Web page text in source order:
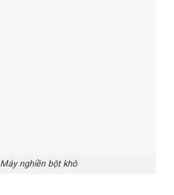
Máy nghiền bột khô